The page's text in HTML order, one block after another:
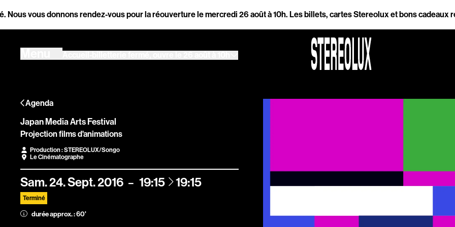
donnons rendez-vous pour la réouverture le mercredi 26 août à 10h.Les billets, cartes Stereolux et bons cadeaux restent
Ouvrir la navigation principale
Agenda
Japan Media Arts Festival
Projection films d'animations
Production : STEREOLUX/Songo
Le Cinématographe
Sam.24.Sept.2016 19:15 à
19:15
Terminé
durée approx. : 60'
Magazine
Stereolux
Arts & cultures
Accessibilité
Partenaires
Location /